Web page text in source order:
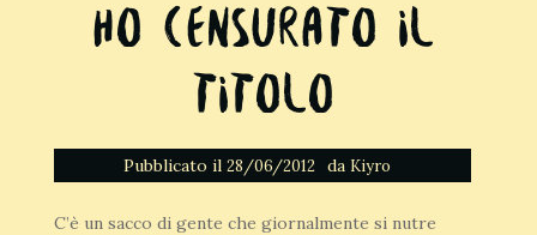
Ho censurato il
titolo
Pubblicato il 28/06/2012 da Kiyro
C’è un sacco di gente che giornalmente si nutre